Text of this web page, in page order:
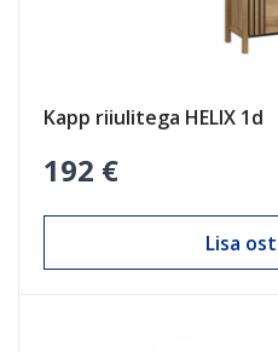
Kapp riiulitega HELIX 1d
192 €
Lisa